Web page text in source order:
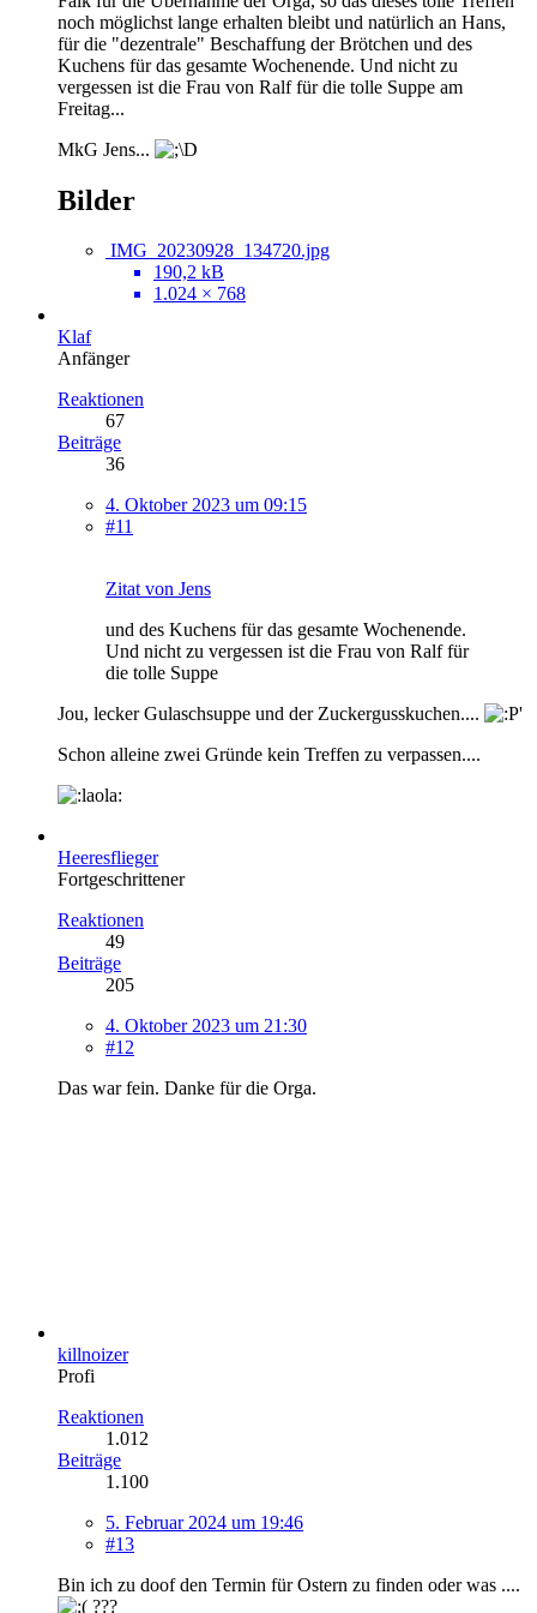
noch möglichst lange erhalten bleibt und natürlich an Hans,
für die "dezentrale" Beschaffung der Brötchen und des
Kuchens für das gesamte Wochenende. Und nicht zu
vergessen ist die Frau von Ralf für die tolle Suppe am
Freitag...
MkG Jens...
Bilder
IMG_20230928_134720.jpg
190,2 kB
1.024 × 768
Klaf
Anfänger
Reaktionen
67
Beiträge
36
4. Oktober 2023 um 09:15
#11
Zitat von Jens
und des Kuchens für das gesamte Wochenende.
Und nicht zu vergessen ist die Frau von Ralf für
die tolle Suppe
Jou, lecker Gulaschsuppe und der Zuckergusskuchen....
Schon alleine zwei Gründe kein Treffen zu verpassen....
Heeresflieger
Fortgeschrittener
Reaktionen
49
Beiträge
205
4. Oktober 2023 um 21:30
#12
Das war fein. Danke für die Orga.
killnoizer
Profi
Reaktionen
1.012
Beiträge
1.100
5. Februar 2024 um 19:46
#13
Bin ich zu doof den Termin für Ostern zu finden oder was ....
???